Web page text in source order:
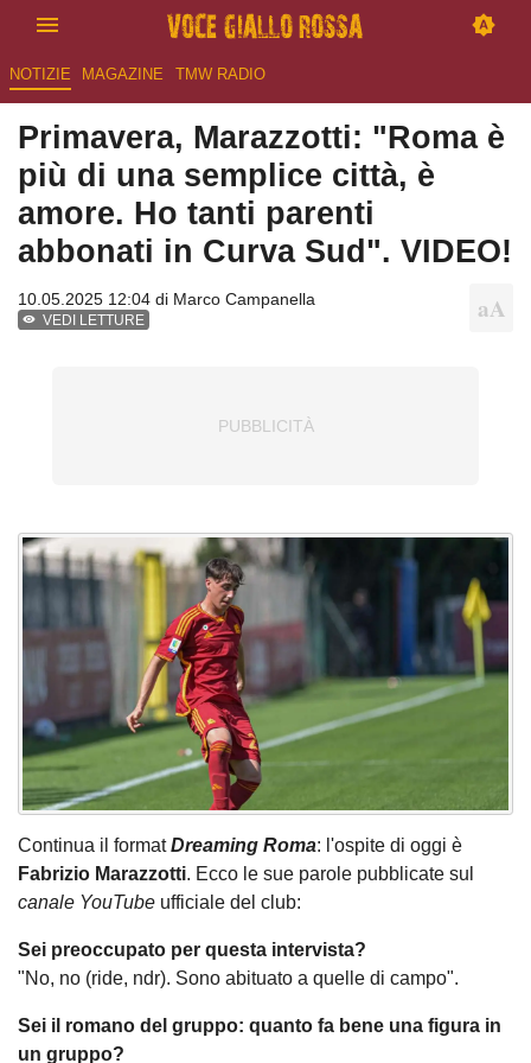
NOTIZIE MAGAZINE TMW RADIO
Primavera, Marazzotti: "Roma è
più di una semplice città, è
amore. Ho tanti parenti
abbonati in Curva Sud". VIDEO!
10.05.2025 12:04 di Marco Campanella
VEDI LETTURE
Continua il formatDreaming Roma: l'ospite di oggi è
Fabrizio Marazzotti. Ecco le sue parole pubblicate sul
canale YouTube ufficiale del club:
Sei preoccupato per questa intervista?
"No, no (ride, ndr). Sono abituato a quelle di campo".
Sei il romano del gruppo: quanto fa bene una figura in
un gruppo?